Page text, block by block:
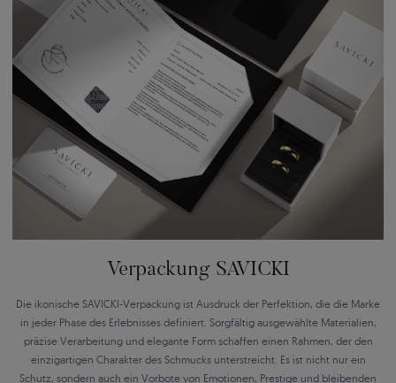
Verpackung SAVICKI
Die ikonische SAVICKI-Verpackung ist Ausdruck der Perfektion, die die Marke
in jeder Phase des Erlebnisses definiert. Sorgfältig ausgewählte Materialien,
präzise Verarbeitung und elegante Form schaffen einen Rahmen, der den
einzigartigen Charakter des Schmucks unterstreicht. Es ist nicht nur ein
Schutz, sondern auch ein Vorbote von Emotionen, Prestige und bleibenden